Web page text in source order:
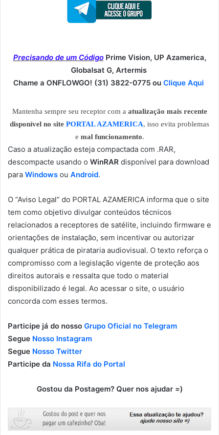
Precisando de um Código Prime Vision, UP Azamerica,
Globalsat G, Artermis
Chame a ONFLOWGO! (31) 3822-0775 ou Clique Aqui
Mantenha sempre seu receptor com a atualização mais recente
disponível no site PORTAL AZAMERICA, isso evita problemas
e mal funcionamento.
Caso a atualização esteja compactada com .RAR,
descompacte usando o WinRAR disponível para download
para Windows ou Android.
O “Aviso Legal” do PORTAL AZAMERICA informa que o site
tem como objetivo divulgar conteúdos técnicos
relacionados a receptores de satélite, incluindo firmware e
orientações de instalação, sem incentivar ou autorizar
qualquer prática de pirataria audiovisual. O texto reforça o
compromisso com a legislação vigente de proteção aos
direitos autorais e ressalta que todo o material
disponibilizado é legal. Ao acessar o site, o usuário
concorda com esses termos.
Participe já do nosso Grupo Oficial no Telegram
Segue Nosso Instagram
Segue Nosso Twitter
Participe da Nossa Rifa do Portal
Gostou da Postagem? Quer nos ajudar =)